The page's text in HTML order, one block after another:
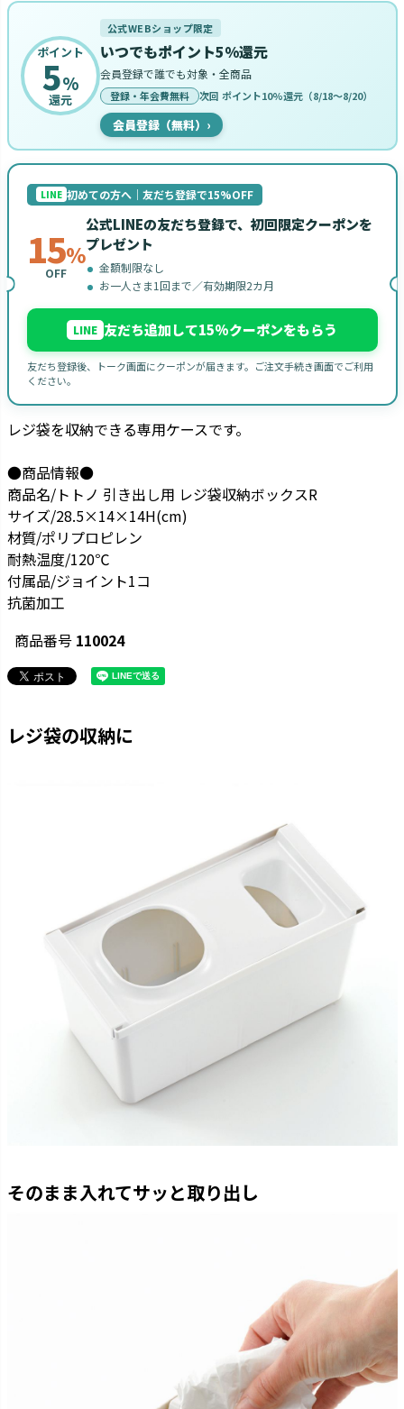
ポイント
5%
還元
公式WEBショップ限定
いつでもポイント5%還元
会員登録で誰でも対象・全商品
登録・年会費無料 次回 ポイント10%還元（8/18〜8/20）
会員登録（無料） ›
LINE 初めての方へ｜友だち登録で15%OFF
15%
OFF
公式LINEの友だち登録で、初回限定クーポンを
プレゼント
金額制限なし
お一人さま1回まで／有効期限2カ月
LINE 友だち追加して15%クーポンをもらう
友だち登録後、トーク画面にクーポンが届きます。ご注文手続き画面でご利用
ください。
レジ袋を収納できる専用ケースです。
●商品情報●
商品名/トトノ 引き出し用 レジ袋収納ボックスR
サイズ/28.5×14×14H(cm)
材質/ポリプロピレン
耐熱温度/120℃
付属品/ジョイント1コ
抗菌加工
商品番号 110024
レジ袋の収納に
そのまま入れてサッと取り出し